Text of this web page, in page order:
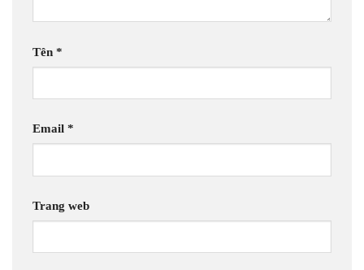
Tên *
Email *
Trang web